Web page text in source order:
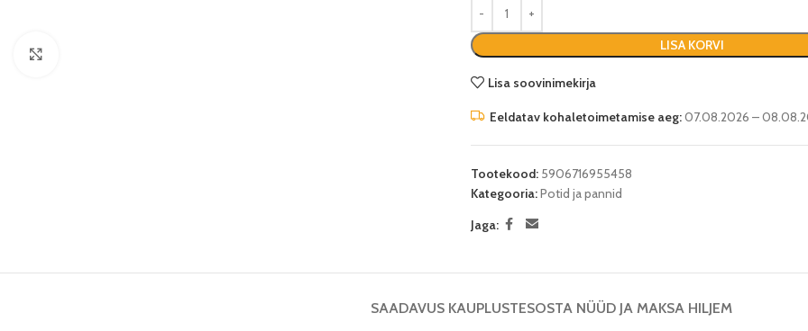
LISA KORVI
Lisa soovinimekirja
Eeldatav kohaletoimetamise aeg:07.08.2026 –
Tootekood: 5906716955458
Kategooria:Potid ja pannid
Jaga:
SAADAVUS KAUPLUSTESOSTA NÜÜD JA MAKSA HILJEM